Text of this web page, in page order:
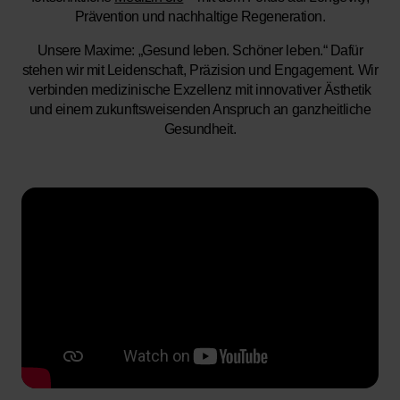
Prävention und nachhaltige Regeneration.
Unsere Maxime: „Gesund leben. Schöner leben.“ Dafür
stehen wir mit Leidenschaft, Präzision und Engagement. Wir
verbinden medizinische Exzellenz mit innovativer Ästhetik
und einem zukunftsweisenden Anspruch an ganzheitliche
Gesundheit.